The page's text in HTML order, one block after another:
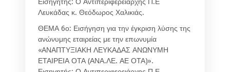
Λευκάδας κ. Θεόδωρος Χαλικιάς.
ΘΕΜΑ 6ο: Εισήγηση για την έγκριση λύσης της
ανώνυμης εταιρείας με την επωνυμία
«ΑΝΑΠΤΥΞΙΑΚΗ ΛΕΥΚΑΔΑΣ ΑΝΩΝΥΜΗ
ΕΤΑΙΡΕΙΑ ΟΤΑ (ΑΝΑ.ΛΕ. ΑΕ ΟΤΑ)».